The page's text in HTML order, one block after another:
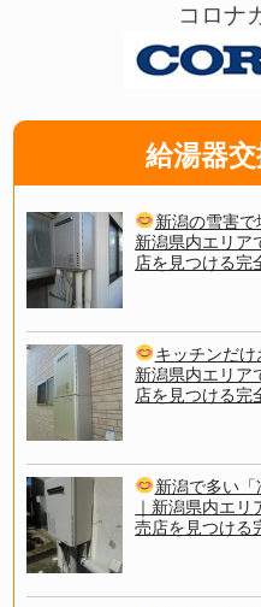
コロナ
給湯器
新潟の雪害で
新潟県内エリア
店を見つける完
キッチンだけ
新潟県内エリア
店を見つける完
新潟で多い
｜新潟県内エ
売店を見つける